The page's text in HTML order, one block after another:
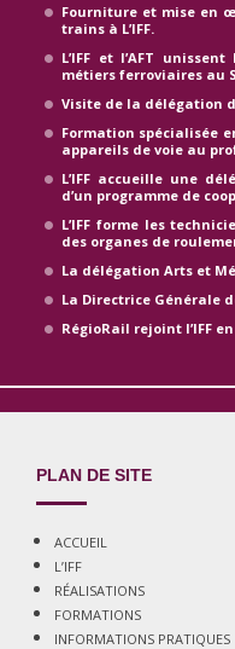
Fourniture et mise en
trains à L’IFF.
L’IFF et l’AFT
métiers ferroviaires au
Visite de la délégation
Formation spécialisée
appareils de voie au
L’IFF accueille une
d’un programme de
L’IFF forme les
des organes de
La délégation Arts et
La Directrice Générale
RégioRail rejoint l’IFF
PLAN DE SITE
ACCUEIL
L’IFF
RÉALISATIONS
FORMATIONS
INFORMATIONS PRATIQUES